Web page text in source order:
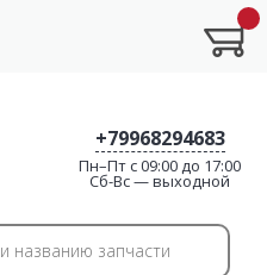
+79968294683
Пн–Пт с 09:00 до 17:00
Cб-Вс — выходной